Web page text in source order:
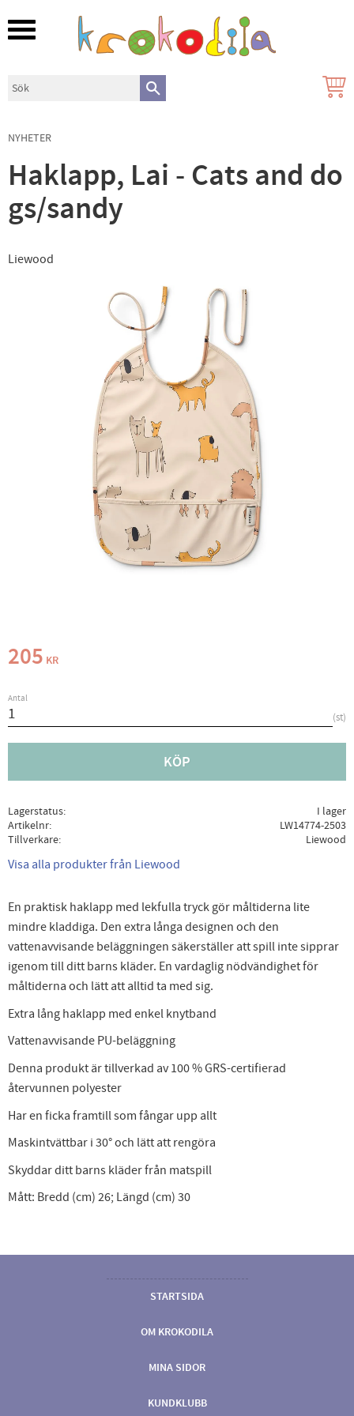
Meny
NYHETER
Haklapp, Lai - Cats and do
gs/sandy
Liewood
205 KR
Antal
st
KÖP
Lagerstatus
I lager
Artikelnr
LW14774-2503
Tillverkare
Liewood
Visa alla produkter från Liewood
En praktisk haklapp med lekfulla tryck gör måltiderna lite
mindre kladdiga. Den extra långa designen och den
vattenavvisande beläggningen säkerställer att spill inte sipprar
igenom till ditt barns kläder. En vardaglig nödvändighet för
måltiderna och lätt att alltid ta med sig.
Extra lång haklapp med enkel knytband
Vattenavvisande PU-beläggning
Denna produkt är tillverkad av 100 % GRS-certifierad
återvunnen polyester
Har en ficka framtill som fångar upp allt
Maskintvättbar i 30° och lätt att rengöra
Skyddar ditt barns kläder från matspill
Mått: Bredd (cm) 26; Längd (cm) 30
STARTSIDA
OM KROKODILA
MINA SIDOR
KUNDKLUBB